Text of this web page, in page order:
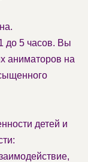
до 5 часов. Вы
аниматоров на
детей и